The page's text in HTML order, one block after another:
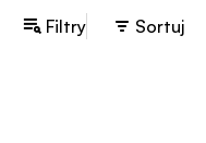
Filtry Sortuj